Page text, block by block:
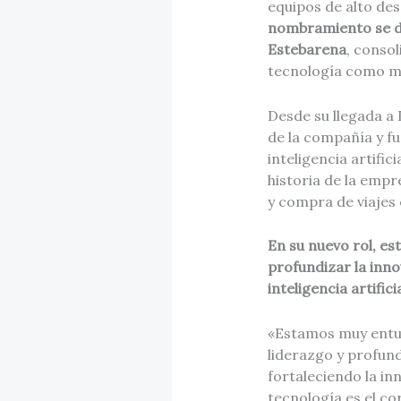
equipos de alto
nombramiento se
Estebarena,
tecnología como
Desde su llegada
de la compañía y
inteligencia
historia de la
y compra de
En su nuevo rol,
profundizar la
inteligencia
«Estamos muy
liderazgo y
fortaleciendo la
tecnología es el